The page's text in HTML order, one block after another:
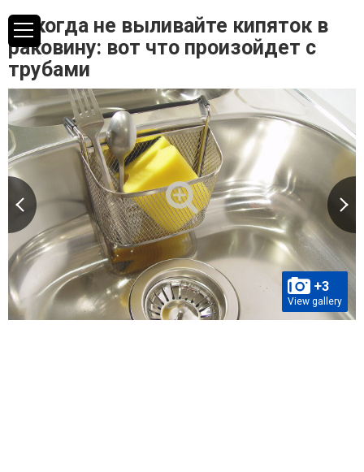
Никогда не выливайте кипяток в
раковину: вот что произойдет с
трубами
+3
View gallery